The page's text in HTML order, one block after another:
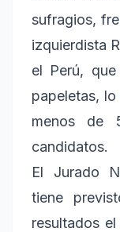
sufragios,
izquierdista
el Perú,
papeletas,
menos de
candidatos.
El Jurado
tiene
resultados